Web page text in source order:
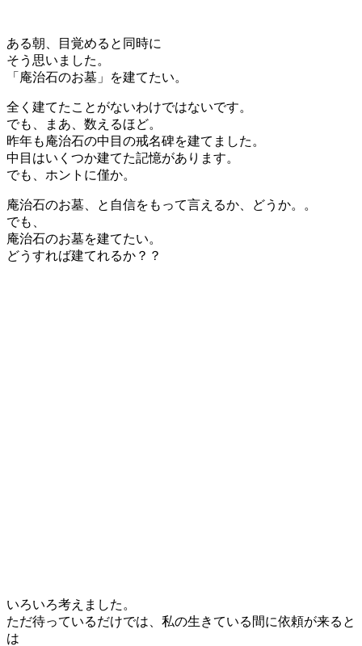
ある朝、目覚めると同時に
そう思いました。
「庵治石のお墓」を建てたい。
全く建てたことがないわけではないです。
でも、まあ、数えるほど。
昨年も庵治石の中目の戒名碑を建てました。
中目はいくつか建てた記憶があります。
でも、ホントに僅か。
庵治石のお墓、と自信をもって言えるか、どうか。。
でも、
庵治石のお墓を建てたい。
どうすれば建てれるか？？
いろいろ考えました。
ただ待っているだけでは、私の生きている間に依頼が来ると
は